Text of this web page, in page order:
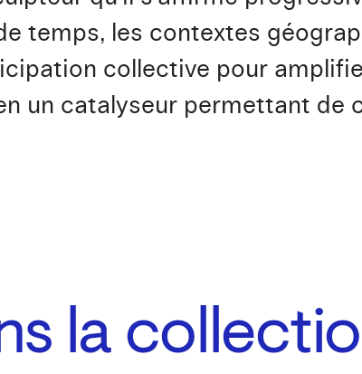
temps, les contextes
collective pour
un catalyseur permettant de
la